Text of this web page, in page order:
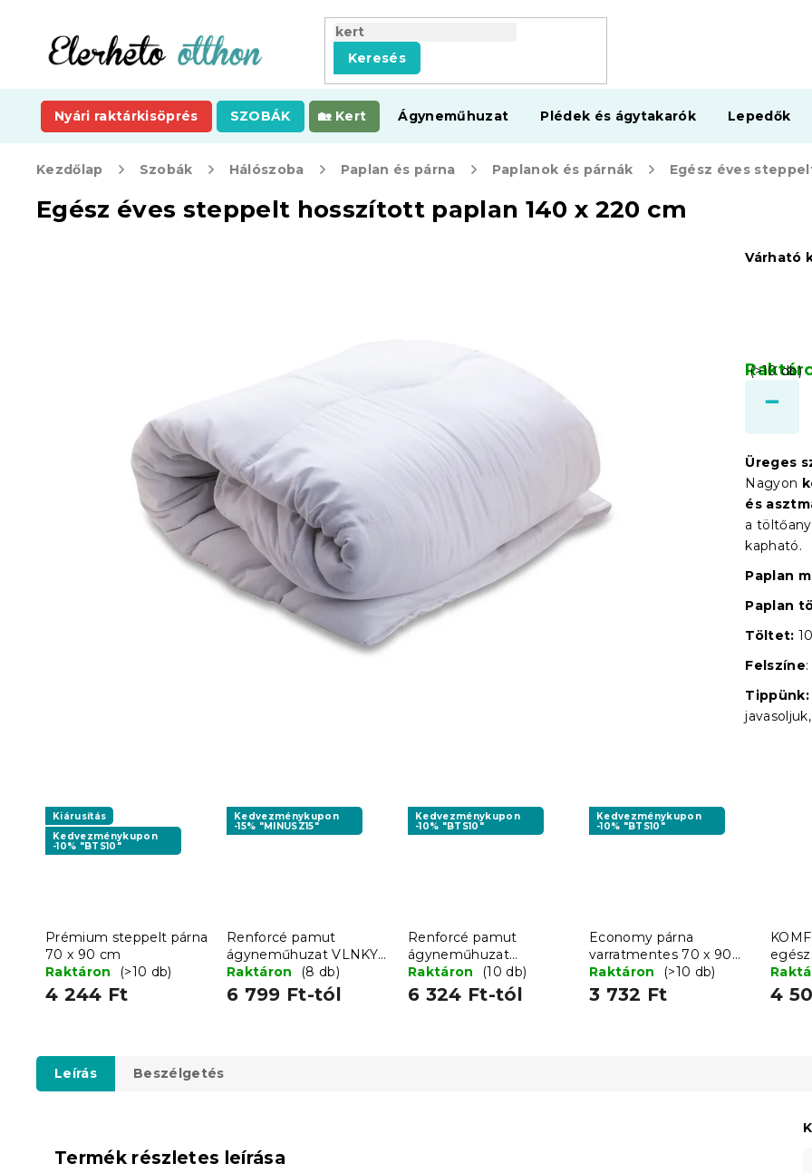
tartalomhoz
Keresés
Nyári raktárkisöprés SZOBÁK Kert Ágyneműhuzat Plédek és ágytakarók Lepedők
Kezdőlap Szobák Hálószoba Paplan és párna Paplanok és párnák
Egész éves steppelt hosszított paplan 140 x 220 cm
(>10 db)
Várható
Üreges
Nagyon
és
a
kapható.
Paplan
Paplan
Töltet:
Felszíne
Tippünk:
Kiárusítás
Kedvezménykupon
-10% "BTS10"
Prémium steppelt párna
70 x 90 cm
Raktáron
(>10 db)
4 244 Ft
Kedvezménykupon
-15% "MINUSZ15"
Renforcé pamut
ágyneműhuzat VLNKY
kék
Raktáron (8 db)
6 799 Ft-tól
Kedvezménykupon
-10% "BTS10"
Renforcé pamut
ágyneműhuzat
CAPRIVI szürke
gombokkal
Raktáron (10 db)
6 324 Ft-tól
Kedvezménykupon
-10% "BTS10"
Economy párna
varratmentes 70 x 90
cm
Raktáron (>10 db)
3 732 Ft
golyó
4
Leírás Beszélgetés
Termék részletes leírása